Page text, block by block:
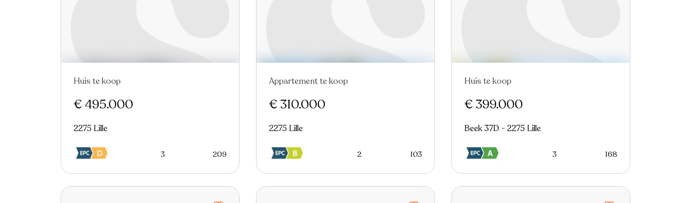
Nieuw
Huis te koop
€ 495.000
2275 Lille
3 209
In optie
Appartement te koop
€ 310.000
2275 Lille
2 103
Huis te koop
€ 399.000
Beek 37D - 2275 Lille
3 168